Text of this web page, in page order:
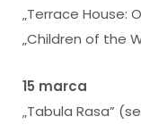
„Terrace House:
„Children of the
15 marca
„Tabula Rasa”